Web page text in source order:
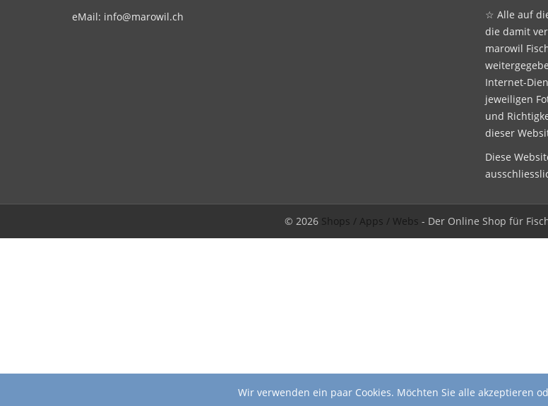
eMail: info@marowil.ch
☆ Alle auf
die damit
marowil
Internet-
jeweiligen
und
dieser
Diese
© 2026 Shops / Apps / Webs - Der Online Shop für
Wir verwenden ein paar Cookies. Möchten Sie alle akzeptieren